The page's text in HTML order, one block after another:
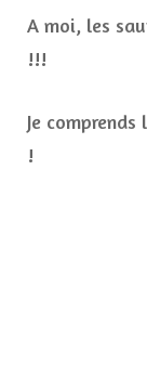
A moi, les
!!!
Je
!